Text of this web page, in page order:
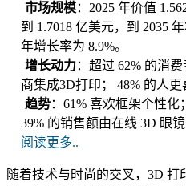
市场规模：2025 年价值
到 1.7018 亿美元，到 2035
年增长率为 8.9%。
增长动力：超过 62% 的消
商集成3D打印； 48% 的人更
趋势：61% 喜欢框架个性化
39% 的销售额由在线 3D 眼镜
阅读更多..
随着技术与时尚的交叉，3D